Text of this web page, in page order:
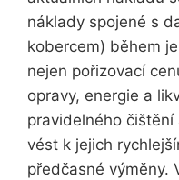
náklady spojené s
kobercem) během
nejen pořizovací
opravy, energie a
pravidelného
vést k jejich
předčasné výměny.